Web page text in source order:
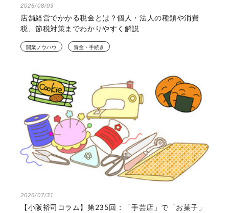
2026/08/03
店舗経営でかかる税金とは？個人・法人の種類や消費
税、節税対策までわかりやすく解説
開業ノウハウ 資金・手続き
2026/07/31
【小阪裕司コラム】第235回：「手芸店」で「お菓子」